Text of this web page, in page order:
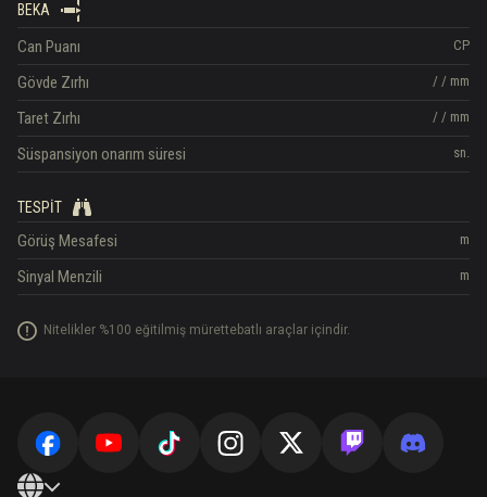
BEKA
CP
Can Puanı
/ / mm
Gövde Zırhı
/ / mm
Taret Zırhı
sn.
Süspansiyon onarım süresi
TESPIT
m
Görüş Mesafesi
m
Sinyal Menzili
Nitelikler %100 eğitilmiş mürettebatlı araçlar içindir.